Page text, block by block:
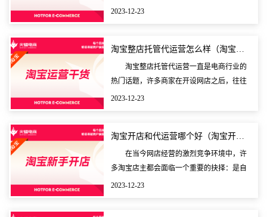
捷和专业的电子商务运营解决方案，通过外
2023-12-23
淘宝整店托管代运营怎么样（淘宝整店托管效果如何）
淘宝整店托管代运营一直是电商行业的
热门话题，许多商家在开设网店之后，往往
会因为种种原因选择将店铺交给第三方代运
2023-12-23
淘宝开店和代运营哪个好（淘宝开店和代运营哪个好一点）
在当今网店经营的激烈竞争环境中，许
多淘宝店主都会面临一个重要的抉择：是自
己亲力亲为开设网店，还是将网店运营交给
2023-12-23